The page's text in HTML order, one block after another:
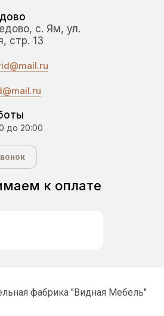
с. Ям, ул.
стр. 13
до 20:00
к оплате
фабрика "Видная Мебель"